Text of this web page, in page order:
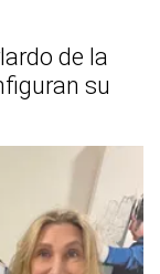
de la
su